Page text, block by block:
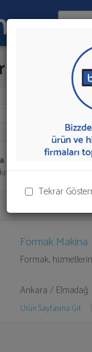
Tekrar
Ara:
Reküperatörsunan
toplu
Formak Makina
Formak,
Ankara / Elmadağ
Ürün Sayfasına Git